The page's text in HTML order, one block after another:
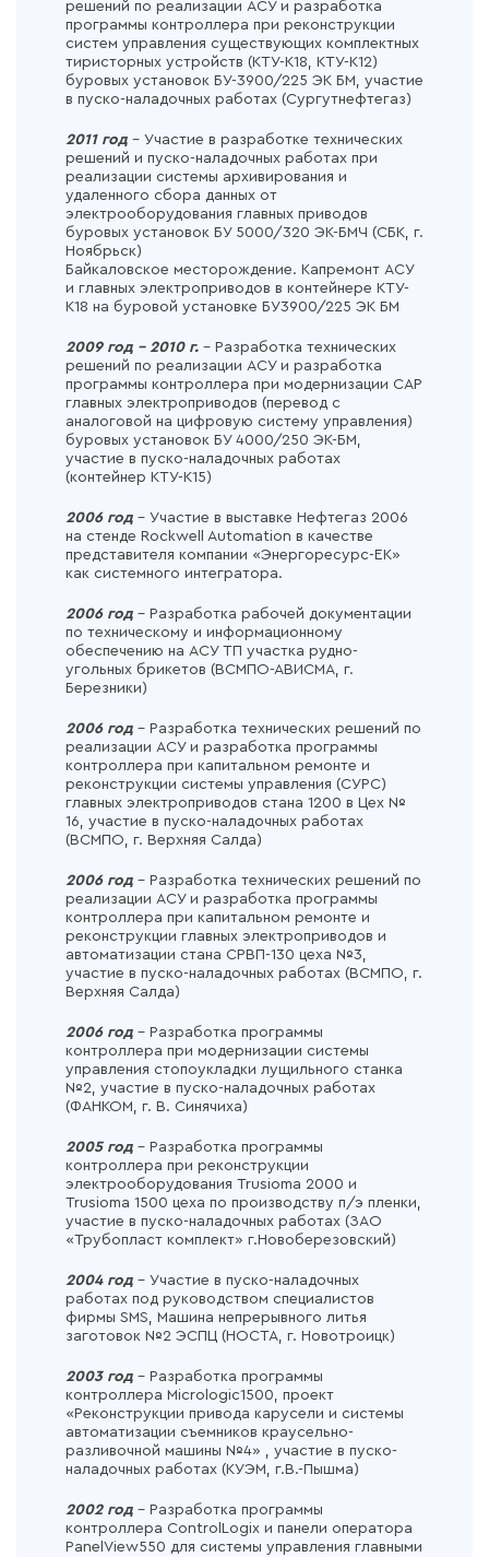
решений по реализации АСУ и разработка
программы контроллера при реконструкции
систем управления существующих комплектных
тиристорных устройств (КТУ-К18, КТУ-К12)
буровых установок БУ-3900/225 ЭК БМ, участие
в пуско-наладочных работах (Сургутнефтегаз)
2011 год – Участие в разработке технических
решений и пуско-наладочных работах при
реализации системы архивирования и
удаленного сбора данных от
электрооборудования главных приводов
буровых установок БУ 5000/320 ЭК-БМЧ (СБК, г.
Ноябрьск)
Байкаловское месторождение. Капремонт АСУ
и главных электроприводов в контейнере КТУ-
К18 на буровой установке БУ3900/225 ЭК БМ
2009 год – 2010 г. – Разработка технических
решений по реализации АСУ и разработка
программы контроллера при модернизации САР
главных электроприводов (перевод с
аналоговой на цифровую систему управления)
буровых установок БУ 4000/250 ЭК-БМ,
участие в пуско-наладочных работах
(контейнер КТУ-К15)
2006 год – Участие в выставке Нефтегаз 2006
на стенде Rockwell Automation в качестве
представителя компании «Энергоресурс-ЕК»
как системного интегратора.
2006 год – Разработка рабочей документации
по техническому и информационному
обеспечению на АСУ ТП участка рудно-
угольных брикетов (ВСМПО-АВИСМА, г.
Березники)
2006 год – Разработка технических решений по
реализации АСУ и разработка программы
контроллера при капитальном ремонте и
реконструкции системы управления (СУРС)
главных электроприводов стана 1200 в Цех №
16, участие в пуско-наладочных работах
(ВСМПО, г. Верхняя Салда)
2006 год – Разработка технических решений по
реализации АСУ и разработка программы
контроллера при капитальном ремонте и
реконструкции главных электроприводов и
автоматизации стана СРВП-130 цеха №3,
участие в пуско-наладочных работах (ВСМПО, г.
Верхняя Салда)
2006 год – Разработка программы
контроллера при модернизации системы
управления стопоукладки лущильного станка
№2, участие в пуско-наладочных работах
(ФАНКОМ, г. В. Синячиха)
2005 год – Разработка программы
контроллера при реконструкции
электрооборудования Trusioma 2000 и
Trusioma 1500 цеха по производству п/э пленки,
участие в пуско-наладочных работах (ЗАО
«Трубопласт комплект» г.Новоберезовский)
2004 год – Участие в пуско-наладочных
работах под руководством специалистов
фирмы SMS, Машина непрерывного литья
заготовок №2 ЭСПЦ (НОСТА, г. Новотроицк)
2003 год – Разработка программы
контроллера Micrologic1500, проект
«Реконструкции привода карусели и системы
автоматизации съемников краусельно-
разливочной машины №4» , участие в пуско-
наладочных работах (КУЭМ, г.В.-Пышма)
2002 год – Разработка программы
контроллера ControlLogix и панели оператора
PanelView550 для системы управления главными